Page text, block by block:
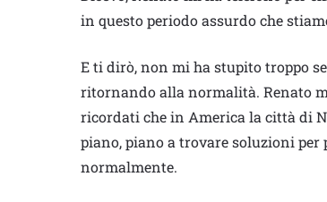
in questo periodo assurdo che
E ti dirò, non mi ha stupito troppo
ritornando alla normalità. Renato
ricordati che in America la città di
piano, piano a trovare soluzioni per
normalmente.